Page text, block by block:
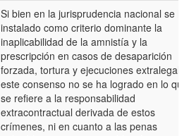
Si bien en la jurisprudencia nacional se ha
instalado como criterio dominante la
inaplicabilidad de la amnistía y la
prescripción en casos de desaparición
forzada, tortura y ejecuciones
este consenso no se ha logrado en lo que
se refiere a la responsabilidad
extracontractual derivada de estos
crímenes, ni en cuanto a las penas